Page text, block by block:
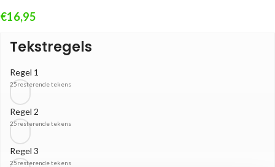
€16,95
Tekstregels
Regel 1
25resterende tekens
Regel 2
25resterende tekens
Regel 3
25resterende tekens